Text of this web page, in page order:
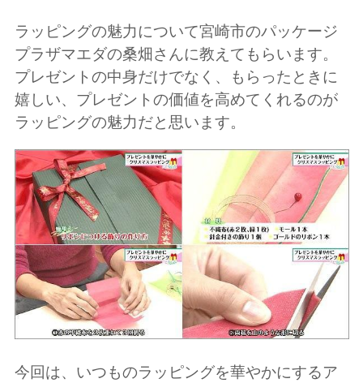
ラッピングの魅力について宮崎市のパッケージ
プラザマエダの桑畑さんに教えてもらいます。
プレゼントの中身だけでなく、もらったときに
嬉しい、プレゼントの価値を高めてくれるのが
ラッピングの魅力だと思います。
今回は、いつものラッピングを華やかにするア